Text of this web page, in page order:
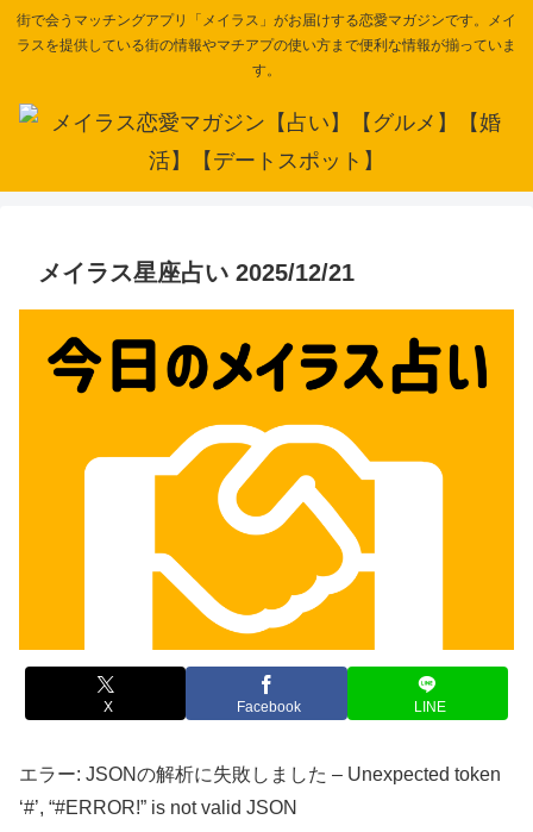
街で会うマッチングアプリ「メイラス」がお届けする恋愛マガジンです。メイ
ラスを提供している街の情報やマチアプの使い方まで便利な情報が揃っていま
す。
メイラス星座占い 2025/12/21
X Facebook LINE
エラー: JSONの解析に失敗しました – Unexpected token
‘#’, “#ERROR!” is not valid JSON